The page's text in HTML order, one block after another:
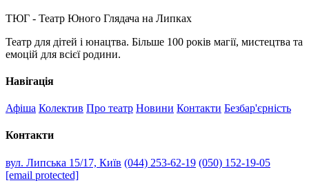
ТЮГ - Театр Юного Глядача на Липках
Театр для дітей і юнацтва. Більше 100 років магії, мистецтва та
емоцій для всієї родини.
Навігація
Афіша Колектив Про театр Новини Контакти Безбар'єрність
Контакти
вул. Липська 15/17, Київ (044) 253-62-19 (050) 152-19-05
[email protected]